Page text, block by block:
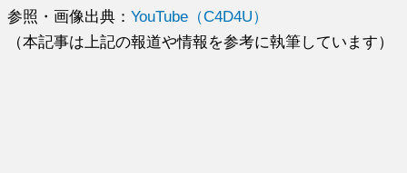
参照・画像出典：YouTube（C4D4U）
（本記事は上記の報道や情報を参考に執筆しています）